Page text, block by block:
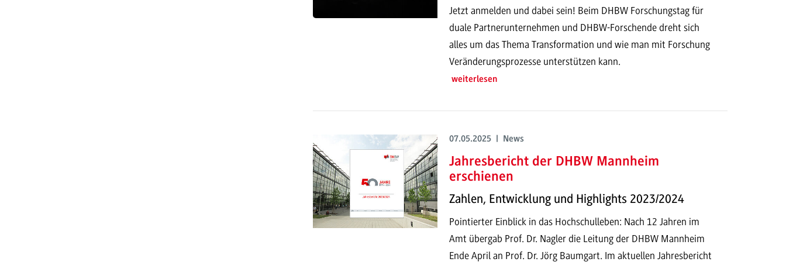
Jetzt anmelden und dabei sein! Beim DHBW Forschungstag für
duale Partnerunternehmen und DHBW-Forschende dreht sich
alles um das Thema Transformation und wie man mit Forschung
Veränderungsprozesse unterstützen kann.
weiterlesen
07.05.2025 | News
Jahresbericht der DHBW Mannheim
erschienen
Zahlen, Entwicklung und Highlights 2023/2024
Pointierter Einblick in das Hochschulleben: Nach 12 Jahren im
Amt übergab Prof. Dr. Nagler die Leitung der DHBW Mannheim
Ende April an Prof. Dr. Jörg Baumgart. Im aktuellen Jahresbericht